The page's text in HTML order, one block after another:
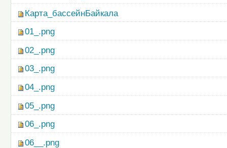
Карта_бассейнБайкала
01_.png
02_.png
03_.png
04_.png
05_.png
06_.png
06__.png